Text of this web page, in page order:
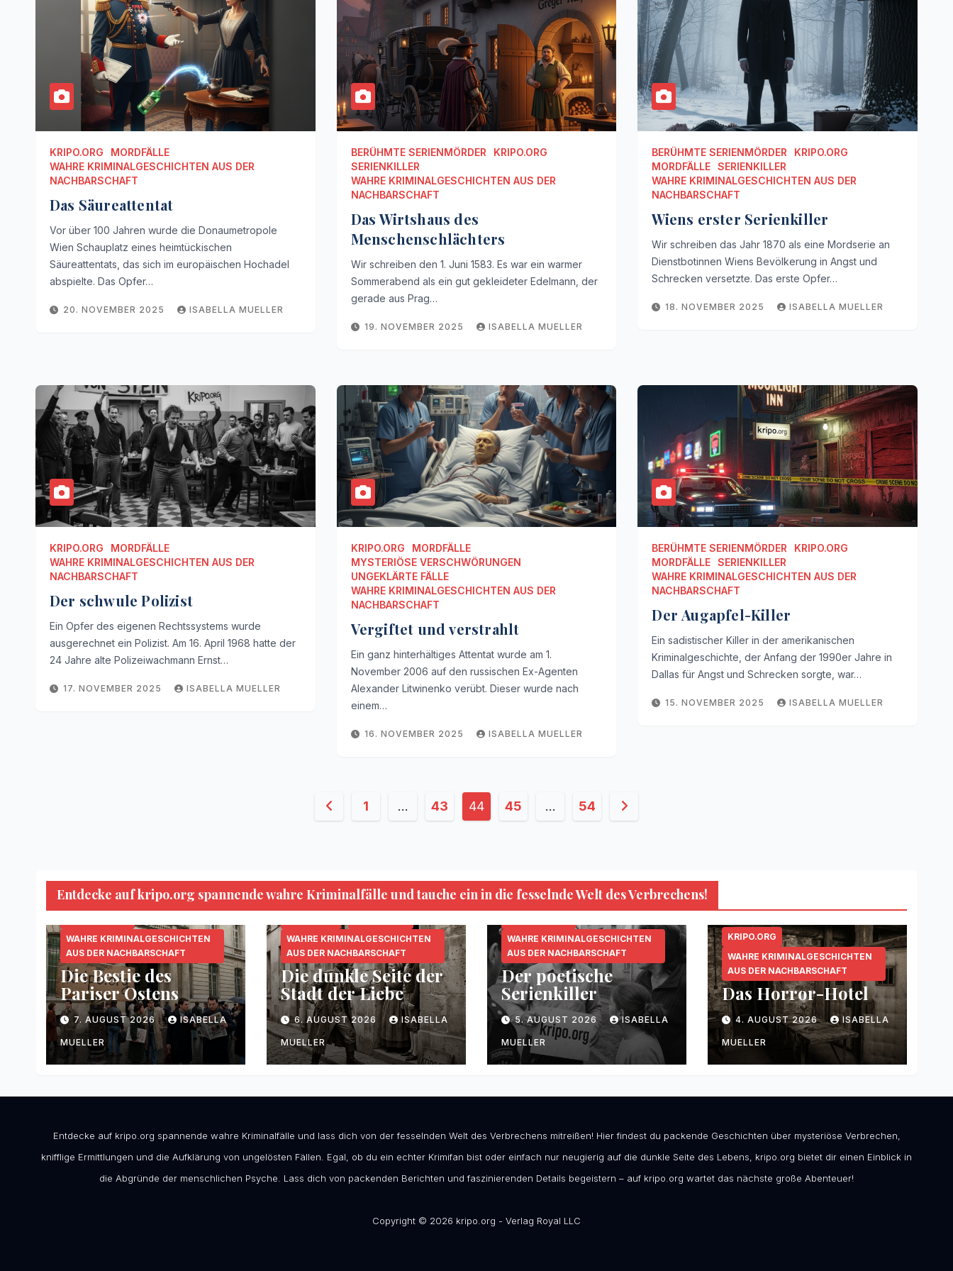
KRIPO.ORG
MORDFÄLLE
WAHRE KRIMINALGESCHICHTEN AUS DER
NACHBARSCHAFT
Das Säureattentat
Vor über 100 Jahren wurde die Donaumetropole
Wien Schauplatz eines heimtückischen
Säureattentats, das sich im europäischen Hochadel
abspielte. Das Opfer…
20. NOVEMBER 2025 ISABELLA MUELLER
BERÜHMTE SERIENMÖRDER
KRIPO.ORG
SERIENKILLER
WAHRE KRIMINALGESCHICHTEN AUS DER
NACHBARSCHAFT
Das Wirtshaus des
Menschenschlächters
Wir schreiben den 1. Juni 1583. Es war ein warmer
Sommerabend als ein gut gekleideter Edelmann, der
gerade aus Prag…
19. NOVEMBER 2025 ISABELLA MUELLER
BERÜHMTE SERIENMÖRDER
KRIPO.ORG
MORDFÄLLE
SERIENKILLER
WAHRE KRIMINALGESCHICHTEN AUS DER
NACHBARSCHAFT
Wiens erster Serienkiller
Wir schreiben das Jahr 1870 als eine Mordserie an
Dienstbotinnen Wiens Bevölkerung in Angst und
Schrecken versetzte. Das erste Opfer…
18. NOVEMBER 2025 ISABELLA MUELLER
KRIPO.ORG
MORDFÄLLE
WAHRE KRIMINALGESCHICHTEN AUS DER
NACHBARSCHAFT
Der schwule Polizist
Ein Opfer des eigenen Rechtssystems wurde
ausgerechnet ein Polizist. Am 16. April 1968 hatte der
24 Jahre alte Polizeiwachmann Ernst…
17. NOVEMBER 2025 ISABELLA MUELLER
KRIPO.ORG
MORDFÄLLE
MYSTERIÖSE VERSCHWÖRUNGEN
UNGEKLÄRTE FÄLLE
WAHRE KRIMINALGESCHICHTEN AUS DER
NACHBARSCHAFT
Vergiftet und verstrahlt
Ein ganz hinterhältiges Attentat wurde am 1.
November 2006 auf den russischen Ex-Agenten
Alexander Litwinenko verübt. Dieser wurde nach
einem…
16. NOVEMBER 2025 ISABELLA MUELLER
BERÜHMTE SERIENMÖRDER
KRIPO.ORG
MORDFÄLLE
SERIENKILLER
WAHRE KRIMINALGESCHICHTEN AUS DER
NACHBARSCHAFT
Der Augapfel-Killer
Ein sadistischer Killer in der amerikanischen
Kriminalgeschichte, der Anfang der 1990er Jahre in
Dallas für Angst und Schrecken sorgte, war…
15. NOVEMBER 2025 ISABELLA MUELLER
Seitennummerierung
1 … 43 44 45 … 54
Entdecke auf kripo.org spannende wahre Kriminalfälle und tauche ein in die fesselnde Welt des Verbrechens!
KRIPO.ORG
MORDFÄLLE
WAHRE KRIMINALGESCHICHTEN
AUS DER NACHBARSCHAFT
Die Bestie des
Pariser Ostens
7. AUGUST 2026 ISABELLA
MUELLER
WAHRE KRIMINALGESCHICHTEN
AUS DER NACHBARSCHAFT
Die dunkle Seite der
Stadt der Liebe
6. AUGUST 2026 ISABELLA
MUELLER
KRIPO.ORG
MORDFÄLLE
WAHRE KRIMINALGESCHICHTEN
AUS DER NACHBARSCHAFT
Der poetische
Serienkiller
5. AUGUST 2026 ISABELLA
MUELLER
KRIPO.ORG
WAHRE KRIMINALGESCHICHTEN
AUS DER NACHBARSCHAFT
Das Horror-Hotel
4. AUGUST 2026 ISABELLA
MUELLER
Entdecke auf kripo.org spannende wahre Kriminalfälle und lass dich von der fesselnden Welt des Verbrechens mitreißen! Hier findest du packende Geschichten über mysteriöse Verbrechen,
knifflige Ermittlungen und die Aufklärung von ungelösten Fällen. Egal, ob du ein echter Krimifan bist oder einfach nur neugierig auf die dunkle Seite des Lebens, kripo.org bietet dir einen Einblick in
die Abgründe der menschlichen Psyche. Lass dich von packenden Berichten und faszinierenden Details begeistern – auf kripo.org wartet das nächste große Abenteuer!
Copyright © 2026 kripo.org - Verlag Royal LLC